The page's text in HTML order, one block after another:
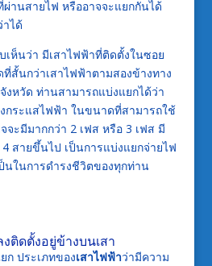
านสายไฟ หรืออาจจะแยกกันได้
ได้
ห็นว่า มีเสาไฟฟ้าที่ติดตั้งในซอย
สั้นกว่าเสาไฟฟ้าตามสองข้างทาง
หวัด ท่านสามารถแบ่งแยกได้ว่า
กระแสไฟฟ้า ในขนาดที่สามารถใช้
จะมีมากกว่า 2 เฟส หรือ 3 เฟส มี
สายขึ้นไป เป็นการแบ่งแยกจ่ายไฟ
นในการดำรงชีวิตของทุกท่าน
ติดตั้งอยู่ข้างบนเสา
ก ประเภทของเสาไฟฟ้าว่ามีความ